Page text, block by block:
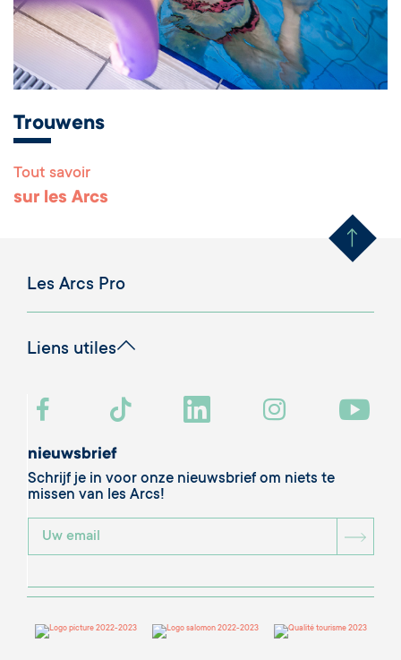
Trouwens
Tout savoir
sur les Arcs Remonter
Les Arcs Pro
Liens utiles
nieuwsbrief
Schrijf je in voor onze nieuwsbrief om niets te
missen van les Arcs!